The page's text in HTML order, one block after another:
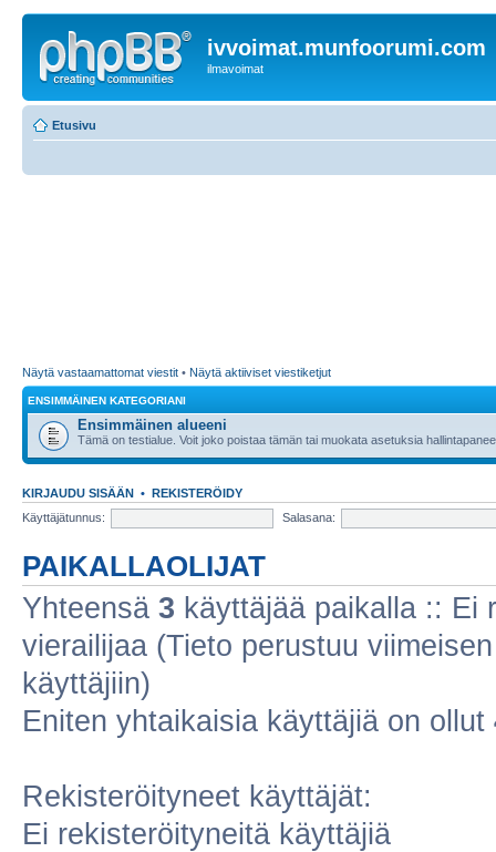
ivvoimat.munfoorumi.com
ilmavoimat
Etusivu
Näytä vastaamattomat viestit • Näytä aktiiviset viestiketjut
ENSIMMÄINEN KATEGORIANI
Ensimmäinen alueeni
Tämä on testialue. Voit joko poistaa tämän tai muokata asetuksia
KIRJAUDU SISÄÄN • REKISTERÖIDY
Käyttäjätunnus:
Salasana:
PAIKALLAOLIJAT
Yhteensä 3 käyttäjää paikalla :: Ei
vierailijaa (Tieto perustuu
käyttäjiin)
Eniten yhtaikaisia käyttäjiä on ollut
Rekisteröityneet käyttäjät:
Ei rekisteröityneitä käyttäjiä